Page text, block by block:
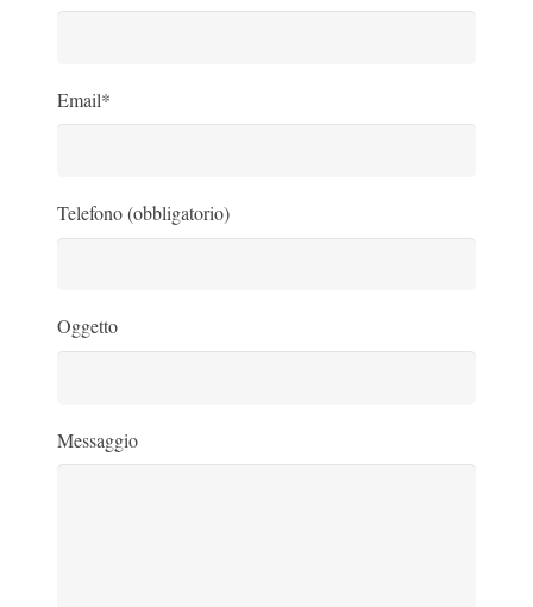
Email*
Telefono (obbligatorio)
Oggetto
Messaggio